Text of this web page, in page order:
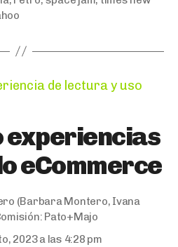
Categories
de lectura y uso
experiencias
eCommerce
(Barbara Montero, Ivana
Pato+Majo
2023 a las 4:28 pm